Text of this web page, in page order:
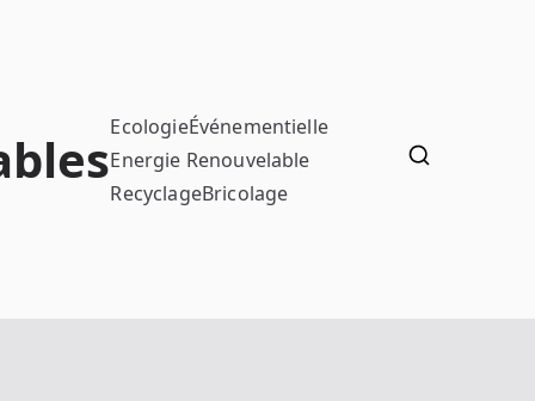
EcologieÉvénementielle
Energie Renouvelable
RecyclageBricolage